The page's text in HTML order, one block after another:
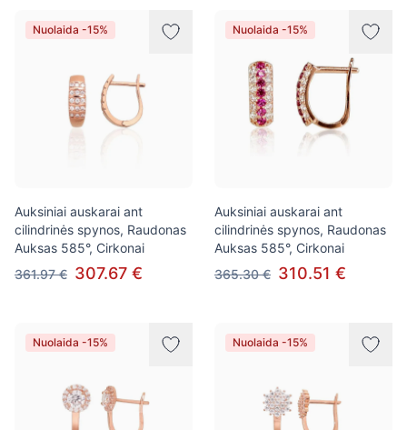
Nuolaida -15%
Auksiniai auskarai ant
cilindrinės spynos, Raudonas
Auksas 585°, Cirkonai
361.97 € 307.67 €
Nuolaida -15%
Auksiniai auskarai ant
cilindrinės spynos, Raudonas
Auksas 585°, Cirkonai
365.30 € 310.51 €
Nuolaida -15% Nuolaida -15%